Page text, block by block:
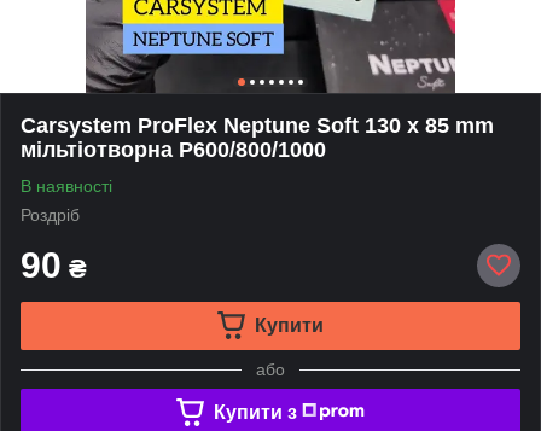
Carsystem ProFlex Neptune Soft 130 x 85 mm
мільтіотворна P600/800/1000
В наявності
Роздріб
90 ₴
Купити
або
Купити з